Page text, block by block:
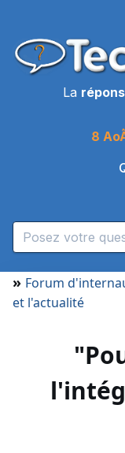
La
8
» Forum
et l'actualité